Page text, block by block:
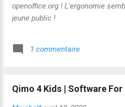
openoffice.org ! L'ergonomie
jeune public !
1 commentaire
Qimo 4 Kids | Software For